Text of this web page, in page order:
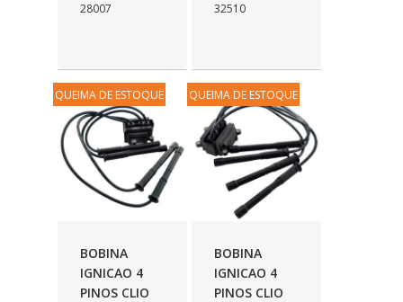
28007
32510
BOBINA
IGNICAO 4
PINOS CLIO
QUEIMA DE ESTOQUE
BOBINA
IGNICAO 4
PINOS CLIO
QUEIMA DE ESTOQUE